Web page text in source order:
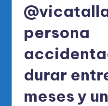
R
Mpersona
durar
meses y